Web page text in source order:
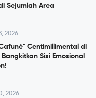
Sejumlah Area
2026
Centimillimental di
Sisi Emosional
2026